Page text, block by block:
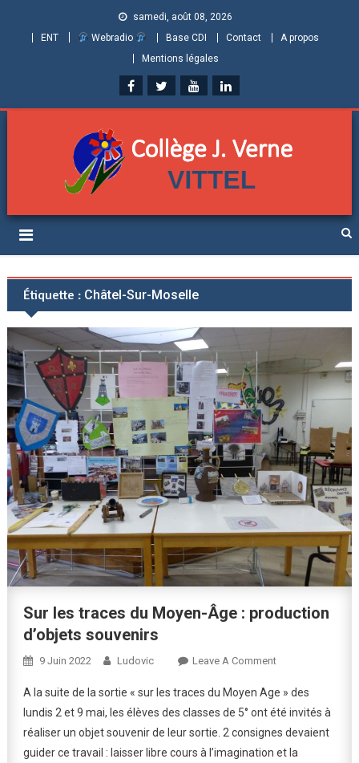
samedi, août 08, 2026
ENT
Webradio Base CDI Contact
A propos
Mentions légales
Collège Jules Verne de
Vittel (Vosges)
Étiquette : Châtel-Sur-Moselle
Sur les traces du Moyen-Âge : production
d’objets souvenirs
9 Juin 2022 Ludovic Leave A CommentOn
Les
Traces
Du
Moyen-
A la suite de la sortie « sur les traces du Moyen Age » des
lundis 2 et 9 mai, les élèves des classes de 5° ont été invités à
réaliser un objet souvenir de leur sortie. 2 consignes devaient
guider ce travail : laisser libre cours à l’imagination et la